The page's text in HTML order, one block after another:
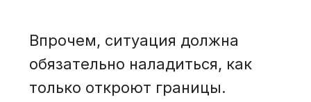
Впрочем, ситуация должна
обязательно наладиться, как
только откроют границы.